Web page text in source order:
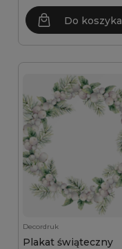
Do koszyka
Decordruk
Plakat świąteczny